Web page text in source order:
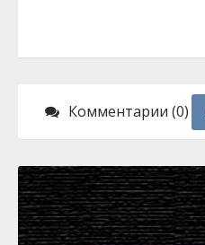
Комментарии (0)